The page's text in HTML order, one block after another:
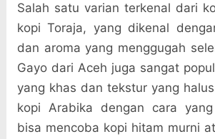
Salah satu varian terkenal dari
kopi Toraja, yang dikenal
dan aroma yang menggugah
Gayo dari Aceh juga sangat
yang khas dan tekstur yang
kopi Arabika dengan cara
bisa mencoba kopi hitam murni